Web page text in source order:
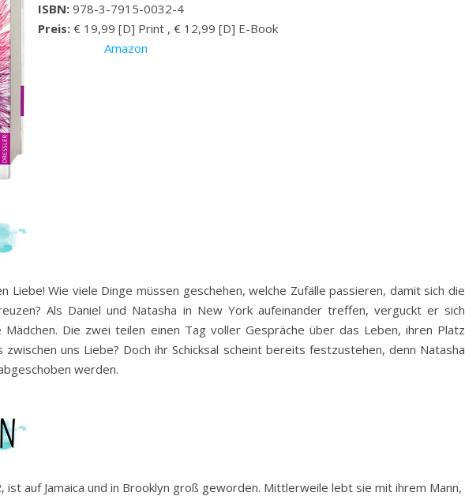
ISBN: 978-3-7915-0032-4
Preis: € 19,99 [D] Print , € 12,99 [D] E-Book
Amazon
Liebe! Wie viele Dinge müssen geschehen, welche Zufälle passieren, damit sich die
Als Daniel und Natasha in New York aufeinander treffen, verguckt er sich
Mädchen. Die zwei teilen einen Tag voller Gespräche über das Leben, ihren Platz
uns Liebe? Doch ihr Schicksal scheint bereits festzustehen, denn Natasha
werden.
ist auf Jamaica und in Brooklyn groß geworden. Mittlerweile lebt sie mit ihrem Mann,